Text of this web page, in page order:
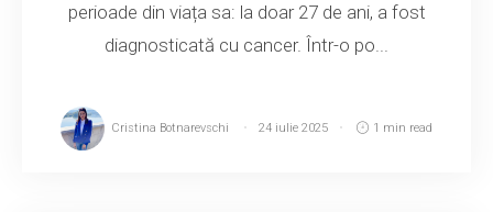
perioade din viața sa: la doar 27 de ani, a fost
diagnosticată cu cancer. Într-o po...
Cristina Botnarevschi 24 iulie 2025 1 min read